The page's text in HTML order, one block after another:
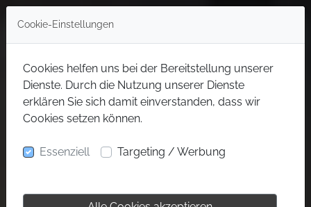
Cookie-Einstellungen
Cookies helfen uns bei der Bereitstellung unserer
Dienste. Durch die Nutzung unserer Dienste
erklären Sie sich damit einverstanden, dass wir
Cookies setzen können.
Essenziell Targeting / Werbung